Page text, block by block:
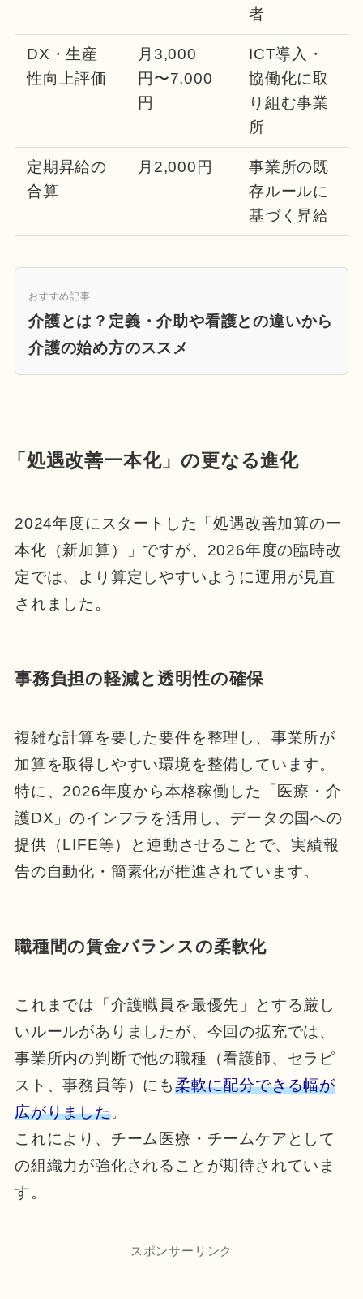
者
DX・生産
性向上評価
月3,000
円〜7,000
円
ICT導入・
協働化に取
り組む事業
所
定期昇給の
合算
月2,000円
事業所の既
存ルールに
基づく昇給
おすすめ記事
介護とは？定義・介助や看護との違いから
介護の始め方のススメ
「処遇改善一本化」の更なる進化
2024年度にスタートした「処遇改善加算の一
本化（新加算）」ですが、2026年度の臨時改
定では、より算定しやすいように運用が見直
されました。
事務負担の軽減と透明性の確保
複雑な計算を要した要件を整理し、事業所が
加算を取得しやすい環境を整備しています。
特に、2026年度から本格稼働した「医療・介
護DX」のインフラを活用し、データの国への
提供（LIFE等）と連動させることで、実績報
告の自動化・簡素化が推進されています。
職種間の賃金バランスの柔軟化
これまでは「介護職員を最優先」とする厳し
いルールがありましたが、今回の拡充では、
事業所内の判断で他の職種（看護師、セラピ
スト、事務員等）にも柔軟に配分できる幅が
広がりました。
これにより、チーム医療・チームケアとして
の組織力が強化されることが期待されていま
す。
スポンサーリンク